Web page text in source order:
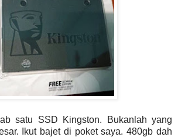
satu SSD Kingston. Bukanlah yang
Ikut bajet di poket saya. 480gb dah